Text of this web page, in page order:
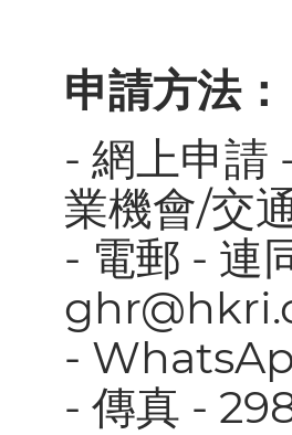
申請方法：
- 網上申請
業機會/交
- 電郵 - 連
-
- 傳真 -